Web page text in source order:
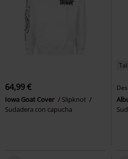
64,99 €
Iowa Goat Cover
Slipknot
Sudadera con capucha